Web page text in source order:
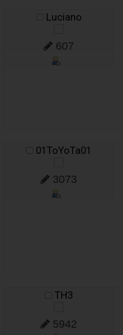
Luciano
607
01ToYoTa01
3073
TH3
5942